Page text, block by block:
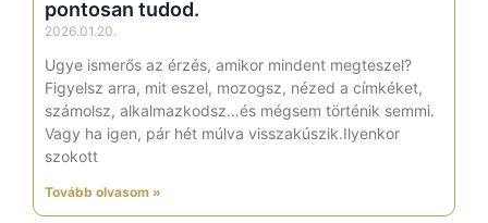
pontosan tudod.
2026.01.20.
Ugye ismerős az érzés, amikor mindent megteszel?
Figyelsz arra, mit eszel, mozogsz, nézed a címkéket,
számolsz, alkalmazkodsz…és mégsem történik semmi.
Vagy ha igen, pár hét múlva visszakúszik.Ilyenkor
szokott
Tovább olvasom »